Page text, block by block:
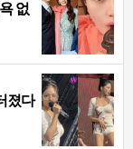
없
졌다